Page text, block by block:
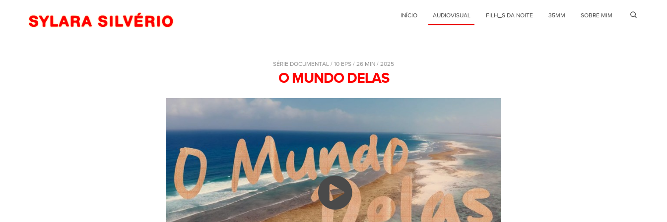
INÍCIO AUDIOVISUAL FILH_S DA NOITE 35MM SOBRE MIM
SÉRIE DOCUMENTAL / 10 EPS / 26 MIN / 2025
O MUNDO DELAS